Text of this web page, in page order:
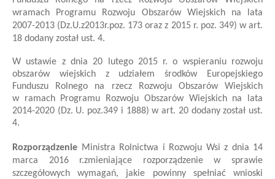
wramach Programu Rozwoju Obszarów Wiejskich na lata
2007-2013 (Dz.U.z2013r.poz. 173 oraz z 2015 r. poz. 349) w art.
18 dodany został ust. 4.
W ustawie z dnia 20 lutego 2015 r. o wspieraniu rozwoju
obszarów wiejskich z udziałem środków Europejskiego
Funduszu Rolnego na rzecz Rozwoju Obszarów Wiejskich
w ramach Programu Rozwoju Obszarów Wiejskich na lata
2014-2020 (Dz. U. poz.349 i 1888) w art. 20 dodany został ust.
4.
Rozporządzenie Ministra Rolnictwa i Rozwoju Wsi z dnia 14
marca 2016 r.zmieniające rozporządzenie w sprawie
szczegółowych wymagań, jakie powinny spełniać wnioski